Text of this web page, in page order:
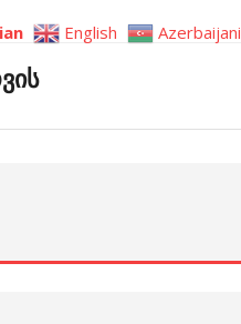
English Azerbaijani